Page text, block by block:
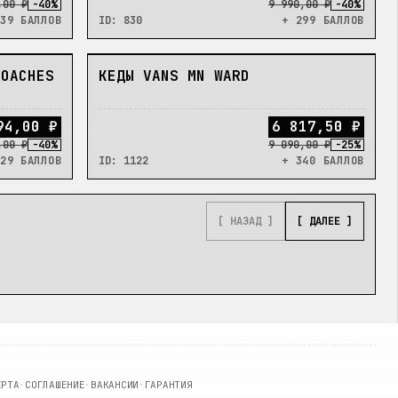
₽ -40%
БАЛЛОВ
ID: 830
9 990,00 ₽ -40%
+ 299 БАЛЛОВ
4 , 00 ₽
₽ -40%
БАЛЛОВ
В_НАЛИЧИИ
КЕДЫ VANS MN WARD
ID: 1122
6 817, 50 ₽
9 090,00 ₽ -25%
+ 340 БАЛЛОВ
[ НАЗАД ] [ ДАЛЕЕ ]
· СОГЛАШЕНИЕ· ВАКАНСИИ · ГАРАНТИЯ